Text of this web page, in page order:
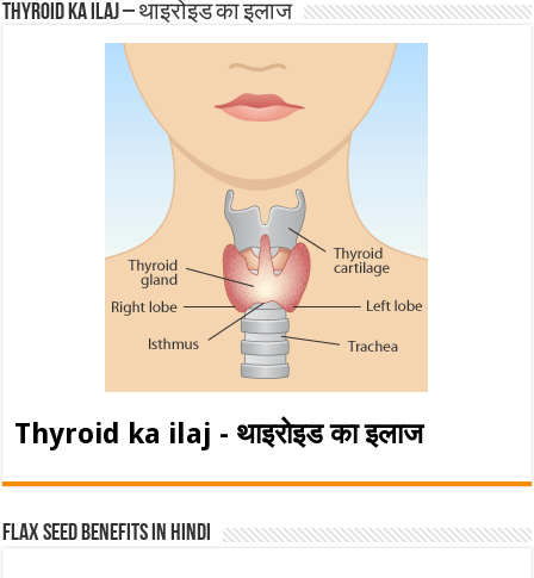
Thyroid ka ilaj – थाइरोइड का इलाज
Thyroid ka ilaj - थाइरोइड का इलाज
Flax Seed Benefits in hindi